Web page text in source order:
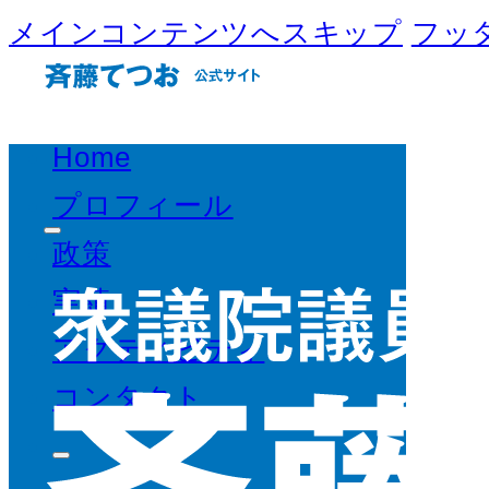
メインコンテンツへスキップ フッ
Home
プロフィール
政策
実績
アクティビティ
コンタクト